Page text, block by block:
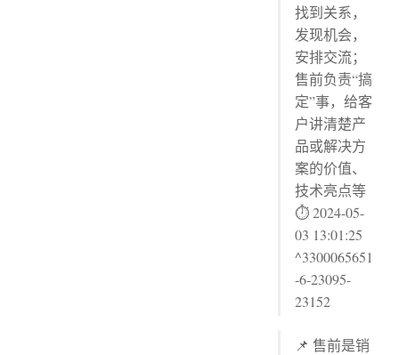
找到关系，
发现机会，
安排交流；
售前负责“搞
定”事，给客
户讲清楚产
品或解决方
案的价值、
技术亮点等
⏱ 2024-05-
03 13:01:25
^3300065651
-6-23095-
23152
📌 售前是销